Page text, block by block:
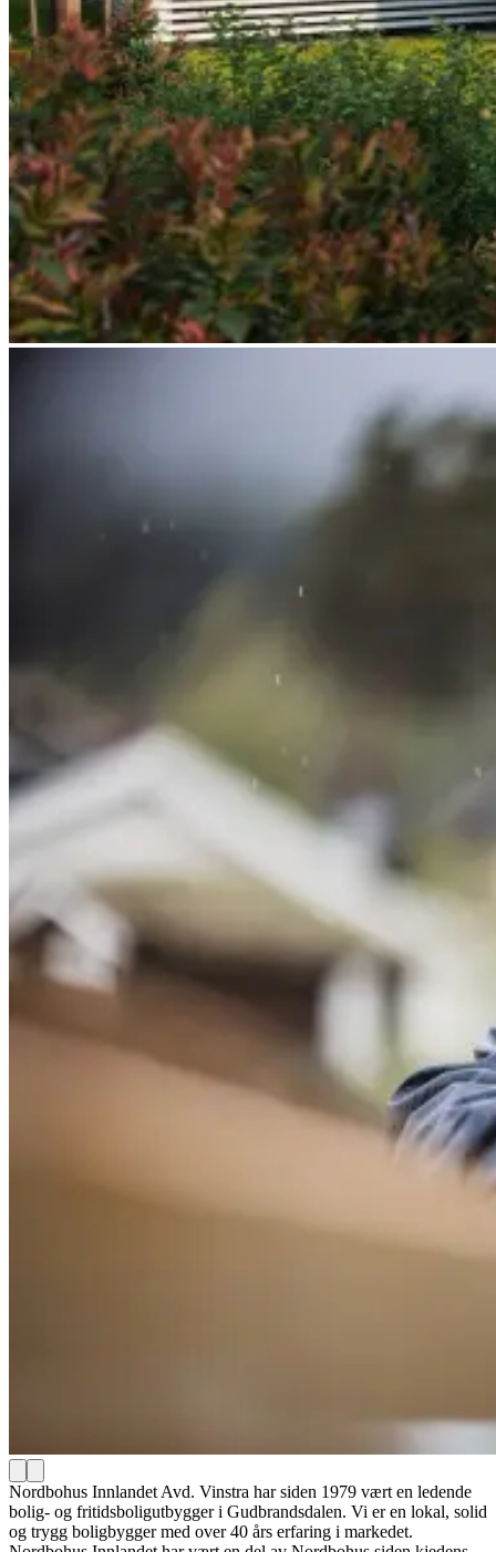
Nordbohus Innlandet Avd. Vinstra har siden 1979 vært en ledende
bolig- og fritidsboligutbygger i Gudbrandsdalen. Vi er en lokal, solid
og trygg boligbygger med over 40 års erfaring i markedet.